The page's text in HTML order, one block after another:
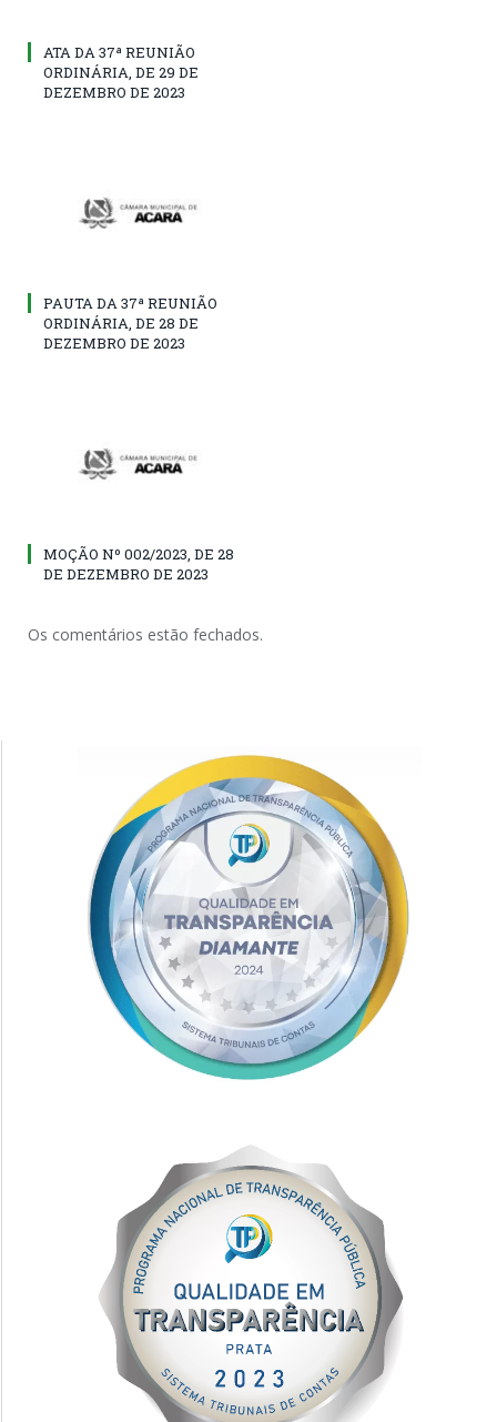
ATA DA 37ª REUNIÃO
ORDINÁRIA, DE 29 DE
DEZEMBRO DE 2023
PAUTA DA 37ª REUNIÃO
ORDINÁRIA, DE 28 DE
DEZEMBRO DE 2023
MOÇÃO Nº 002/2023, DE 28
DE DEZEMBRO DE 2023
Os comentários estão fechados.